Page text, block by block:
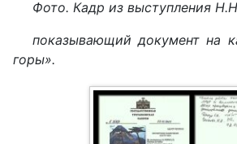
Фото. Кадр из выступления
показывающий документ на
горы».